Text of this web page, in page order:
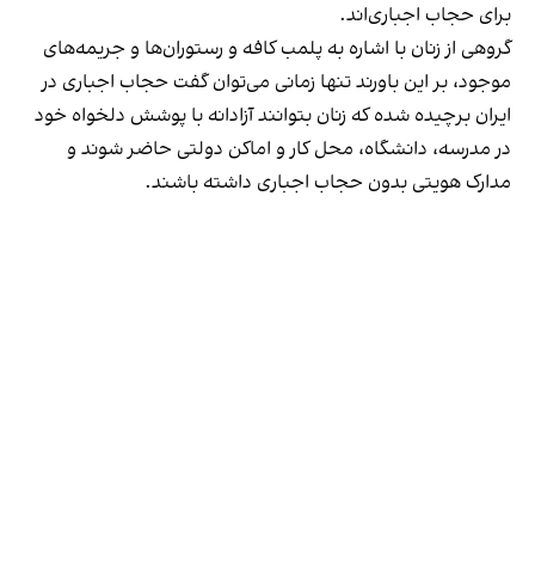
برای حجاب اجباری‌اند.
گروهی از زنان با اشاره به پلمب کافه و رستوران‌ها و جریمه‌های
موجود، بر این باورند تنها زمانی می‌توان گفت حجاب اجباری در
ایران برچیده شده که زنان بتوانند آزادانه با پوشش دلخواه خود
در مدرسه، دانشگاه، محل کار و اماکن دولتی حاضر شوند و
مدارک هویتی بدون حجاب اجباری داشته باشند.